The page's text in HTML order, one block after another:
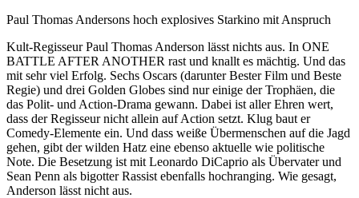
Paul Thomas Andersons hoch explosives Starkino mit Anspruch
Kult-Regisseur Paul Thomas Anderson lässt nichts aus. In ONE
BATTLE AFTER ANOTHER rast und knallt es mächtig. Und das
mit sehr viel Erfolg. Sechs Oscars (darunter Bester Film und Beste
Regie) und drei Golden Globes sind nur einige der Trophäen, die
das Polit- und Action-Drama gewann. Dabei ist aller Ehren wert,
dass der Regisseur nicht allein auf Action setzt. Klug baut er
Comedy-Elemente ein. Und dass weiße Übermenschen auf die Jagd
gehen, gibt der wilden Hatz eine ebenso aktuelle wie politische
Note. Die Besetzung ist mit Leonardo DiCaprio als Übervater und
Sean Penn als bigotter Rassist ebenfalls hochranging. Wie gesagt,
Anderson lässt nicht aus.